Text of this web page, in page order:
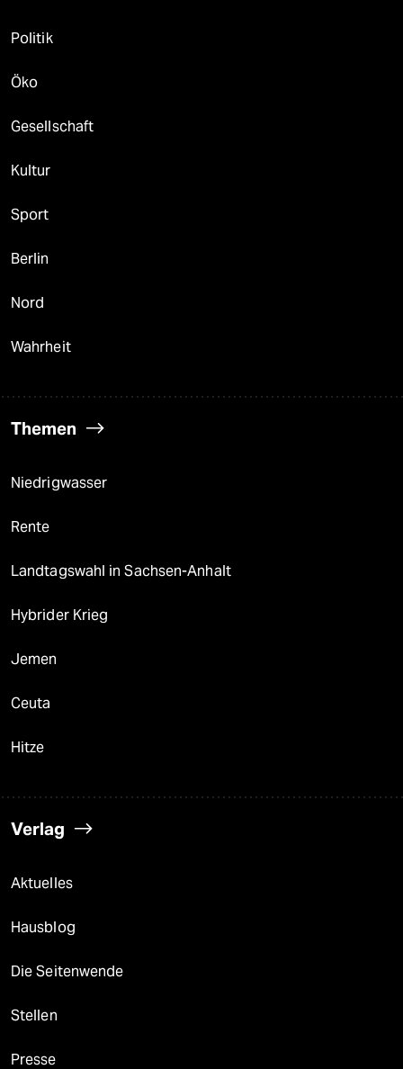
Politik
Öko
Gesellschaft
Kultur
Sport
Berlin
Nord
Wahrheit
Themen
Niedrigwasser
Rente
Landtagswahl in Sachsen-Anhalt
Hybrider Krieg
Jemen
Ceuta
Hitze
Verlag
Aktuelles
Hausblog
Die Seitenwende
Stellen
Presse